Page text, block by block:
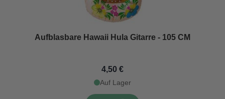
Aufblasbare Hawaii Hula Gitarre - 105 CM
4,50 €
Auf Lager